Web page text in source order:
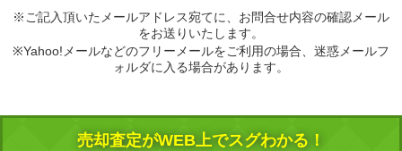
※ご記入頂いたメールアドレス宛てに、お問合せ内容の確認メール
をお送りいたします。
※Yahoo!メールなどのフリーメールをご利用の場合、迷惑メールフ
ォルダに入る場合があります。
売却査定がWEB上でスグわかる！